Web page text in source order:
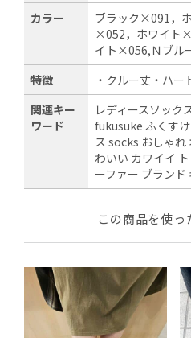
カラー
ブラック×091，
×052，ホワイト
イト×056,Ｎブル
特徴
・クルー丈・ハー
関連キー
ワード
レディースソック
fukusuke ふくす
ス socks おしゃれ
わいい カワイイ
ーファー ブランド
この商品を使っ